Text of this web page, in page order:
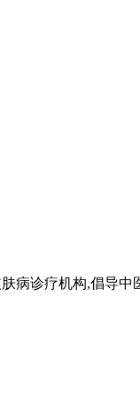
病诊疗机构,倡导中